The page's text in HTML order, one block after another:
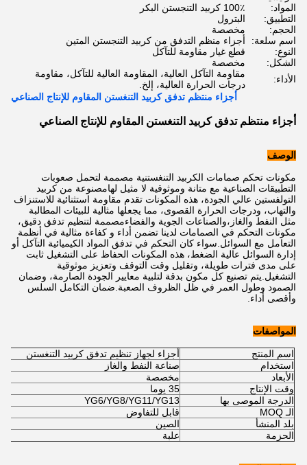
المواد:
100٪ كربيد التنجستن البكر
التطبيق:
البترول
الحجم:
مخصصة
اسم سلعة:
أجزاء منظم التدفق من كربيد التنجستن المتين
النوع:
قطع غيار مقاومة للتآكل
الشكل:
مخصصة
الأداء:
مقاومة التآكل العالية، المقاومة العالية للتآكل، مقاومة
درجات الحرارة العالية، إلخ.
أجزاء منتظم تدفق كربيد التنغستن المقاوم للإنتاج الصناعي
أجزاء منتظم تدفق كربيد التنغستن المقاوم للإنتاج الصناعي
الوصف
مكونات تحكم صمامات الكربيد التنغستنية مصممة لتحمل صعوبات
التطبيقات الصناعية مع متانة وموثوقية لا مثيل لهامصنوعة من كربيد
التولفستين عالي الجودة، هذه المكونات تقدم مقاومة استثنائية للاستنزاف
والتهاب، ودرجات الحرارة القصوى، مما يجعلها مثالية للبيئات المطالبة
مثل النفط والغاز،والصناعات الجوية والفضاءمصممة لتنظيم تدفق دقيق،
مكونات التحكم في الصمامات لدينا تضمن أداء و كفاءة مثالية في أنظمة
التعامل مع السوائل.سواء كان التحكم في تدفق المواد الكيميائية التآكل أو
إدارة السوائل عالية الضغط، هذه المكونات الحفاظ على التشغيل ثابت
على مدى فترات طويلة، وتقليل وقت التوقف وتعزيز موثوقية
التشغيل.يتم تصنيع كل مكون بدقة لتلبية معايير الجودة الصارمة، وضمان
الصمود وطول العمر في ظل الظروف الصعبة.ضمان التكامل السلس
وأقصى أداء.
المواصفات
اسم المنتج
أجزاء لجهاز تنظيم تدفق كربيد التنغستن
استخدام
صناعة النفط والغاز
الأبعاد
مخصصة
وقت الإنتاج
35 يوما
الدرجة الموصى بها
YG6/YG8/YG11/YG13
الـ MOQ
قابل للتفاوض
بلد المنشأ
الصين
الحزمة
علبة